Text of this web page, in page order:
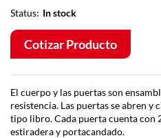
Status: In stock
Cotizar Producto
El cuerpo y las puertas son
resistencia. Las puertas se abren y
tipo libro. Cada puerta cuenta con
estiradera y portacandado.